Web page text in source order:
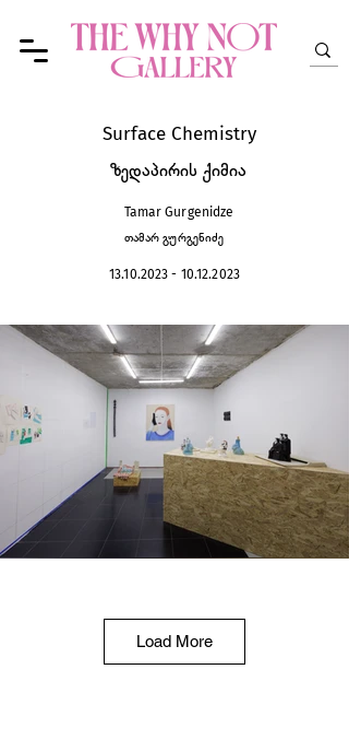
Surface Chemistry
ზედაპირის ქიმია
Tamar Gurgenidze
თამარ გურგენიძე
13.10.2023 - 10.12.2023
Load More